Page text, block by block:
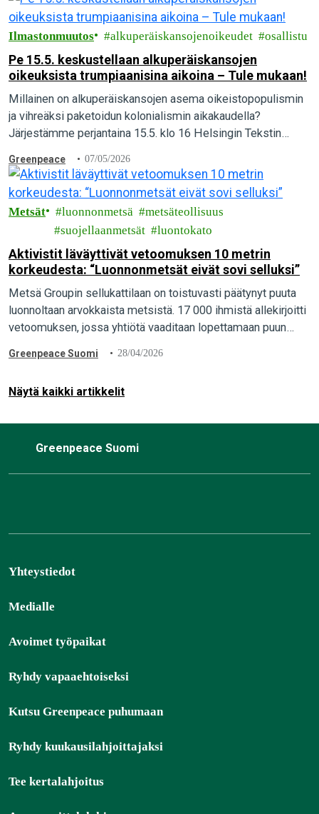
Ilmastonmuutos alkuperäiskansojenoikeudet osallistu
Pe 15.5. keskustellaan alkuperäiskansojen
oikeuksista trumpiaanisina aikoina – Tule mukaan!
Millainen on alkuperäiskansojen asema oikeistopopulismin
ja vihreäksi paketoidun kolonialismin aikakaudella?
Järjestämme perjantaina 15.5. klo 16 Helsingin Tekstin
Alkuperäiskansojen oikeudet trumpiaanisina aikoina.
Tervetuloa mukaan!
Greenpeace 07/05/2026
Metsät luonnonmetsä
metsäteollisuus
suojellaanmetsät
luontokato
Aktivistit läväyttivät vetoomuksen 10 metrin
korkeudesta: “Luonnonmetsät eivät sovi selluksi”
Metsä Groupin sellukattilaan on toistuvasti päätynyt puuta
luonnoltaan arvokkaista metsistä. 17 000 ihmistä allekirjoitti
vetoomuksen, jossa yhtiötä vaaditaan lopettamaan puun
toimittivat vetoomuksen yhtiön pääkonttorille Espooseen
Greenpeace Suomi 28/04/2026
Näytä kaikki artikkelit
Greenpeace Suomi
Yhteystiedot
Medialle
Avoimet työpaikat
Ryhdy vapaaehtoiseksi
Kutsu Greenpeace puhumaan
Ryhdy kuukausilahjoittajaksi
Tee kertalahjoitus